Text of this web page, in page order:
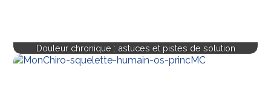
Douleur chronique : astuces et pistes de solution